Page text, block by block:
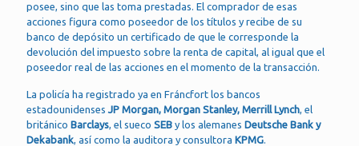
posee, sino que las toma prestadas. El comprador de esas
acciones figura como poseedor de los títulos y recibe de su
banco de depósito un certificado de que le corresponde la
devolución del impuesto sobre la renta de capital, al igual que el
poseedor real de las acciones en el momento de la transacción.
La policía ha registrado ya en Fráncfort los bancos
estadounidenses JP Morgan, Morgan Stanley, Merrill Lynch, el
británico Barclays, el sueco SEB y los alemanes Deutsche Bank y
Dekabank, así como la auditora y consultora KPMG.